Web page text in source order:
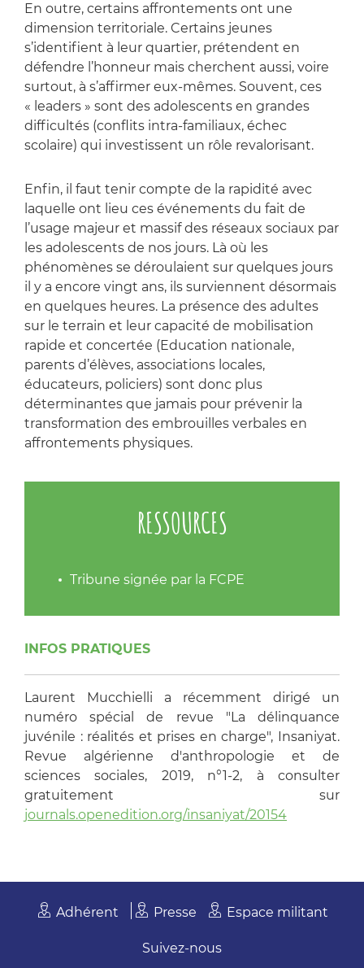
En outre, certains affrontements ont une
dimension territoriale. Certains jeunes
s’identifient à leur quartier, prétendent en
défendre l’honneur mais cherchent aussi, voire
surtout, à s’affirmer eux-mêmes. Souvent, ces
« leaders » sont des adolescents en grandes
difficultés (conflits intra-familiaux, échec
scolaire) qui investissent un rôle revalorisant.
Enfin, il faut tenir compte de la rapidité avec
laquelle ont lieu ces événements du fait de
l’usage majeur et massif des réseaux sociaux par
les adolescents de nos jours. Là où les
phénomènes se déroulaient sur quelques jours
il y a encore vingt ans, ils surviennent désormais
en quelques heures. La présence des adultes
sur le terrain et leur capacité de mobilisation
rapide et concertée (Education nationale,
parents d’élèves, associations locales,
éducateurs, policiers) sont donc plus
déterminantes que jamais pour prévenir la
transformation des embrouilles verbales en
affrontements physiques.
RESSOURCES
Tribune signée par la FCPE
INFOS PRATIQUES
Laurent Mucchielli a récemment dirigé un
numéro spécial de revue "La délinquance
juvénile : réalités et prises en charge", Insaniyat.
Revue algérienne d'anthropologie et de
sciences sociales, 2019, n°1-2, à consulter
gratuitement sur
journals.openedition.org/insaniyat/20154
Adhérent Presse Espace militant
Suivez-nous